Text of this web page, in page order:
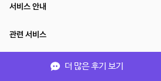
더 많은 후기 보기
서비스 안내
관련 서비스